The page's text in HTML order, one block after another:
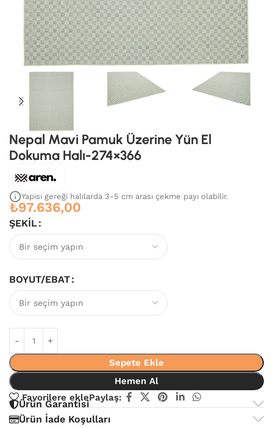
Nepal Mavi Pamuk Üzerine Yün El
Dokuma Halı-274×366
Yapısı gereği halılarda 3-5 cm arası çekme payı olabilir.
₺97.636,00
ŞEKIL
BOYUT/EBAT
Sepete Ekle
Hemen Al
Favorilere eklePaylaş:
Ürün Garantisi
Ürün İade Koşulları